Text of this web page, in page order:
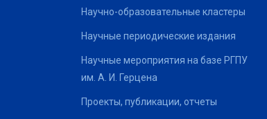
Научно-образовательные кластеры
Научные периодические издания
Научные мероприятия на базе РГПУ
им. А. И. Герцена
Проекты, публикации, отчеты